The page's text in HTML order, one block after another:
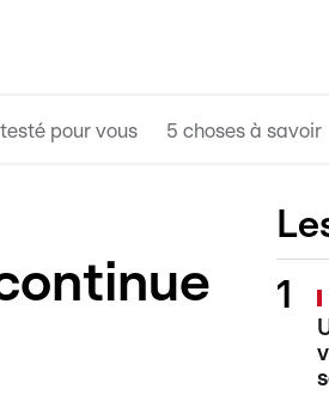
pour vous 5 choses à savoir